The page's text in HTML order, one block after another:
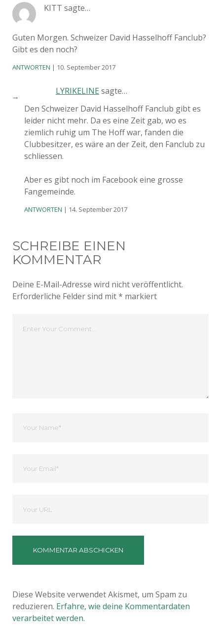
KITT sagte…
Guten Morgen. Schweizer David Hasselhoff Fanclub?
Gibt es den noch?
ANTWORTEN 10. September 2017
LYRIKELINEsagte…
Den Schweizer David Hasselhoff Fanclub gibt es
leider nicht mehr. Da es eine Zeit gab, wo es
ziemlich ruhig um The Hoff war, fanden die
Clubbesitzer, es wäre an der Zeit, den Fanclub zu
schliessen.
Aber es gibt noch im Facebook eine grosse
Fangemeinde.
ANTWORTEN 14. September 2017
SCHREIBE EINEN
KOMMENTAR
Deine E-Mail-Adresse wird nicht veröffentlicht.
Erforderliche Felder sind mit* markiert
Kommentar
Name
Email
Website
Diese Website verwendet Akismet, um Spam zu
reduzieren. Erfahre, wie deine Kommentardaten
verarbeitet werden.